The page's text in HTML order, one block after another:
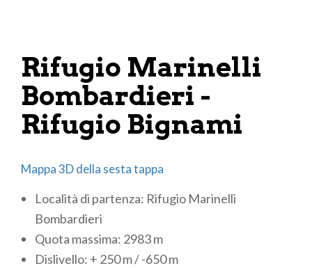
Rifugio Marinelli
Bombardieri -
Rifugio Bignami
Mappa 3D della sesta tappa
Località di partenza: Rifugio Marinelli
Bombardieri
Quota massima: 2983 m
Dislivello: + 250 m / -650 m